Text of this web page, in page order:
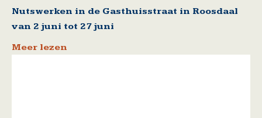
Nutswerken in de Gasthuisstraat in Roosdaal
van 2 juni tot 27 juni
Meer lezen